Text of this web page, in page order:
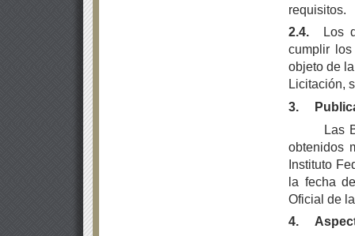
requisitos.
2.4.
Los
cumplir
objeto de
Licitación,
3.
Las
obtenidos
Instituto
la fecha
Oficial de
4.